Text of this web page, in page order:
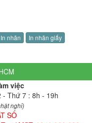
In nhãn
In nhãn giấy
việc
- Thứ 7 : 8h - 19h
nghỉ)
SỐ